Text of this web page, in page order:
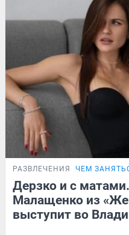
РАЗВЛЕЧЕНИЯ ЧЕМ
Дерзко и с
Малащенко из
выступит во